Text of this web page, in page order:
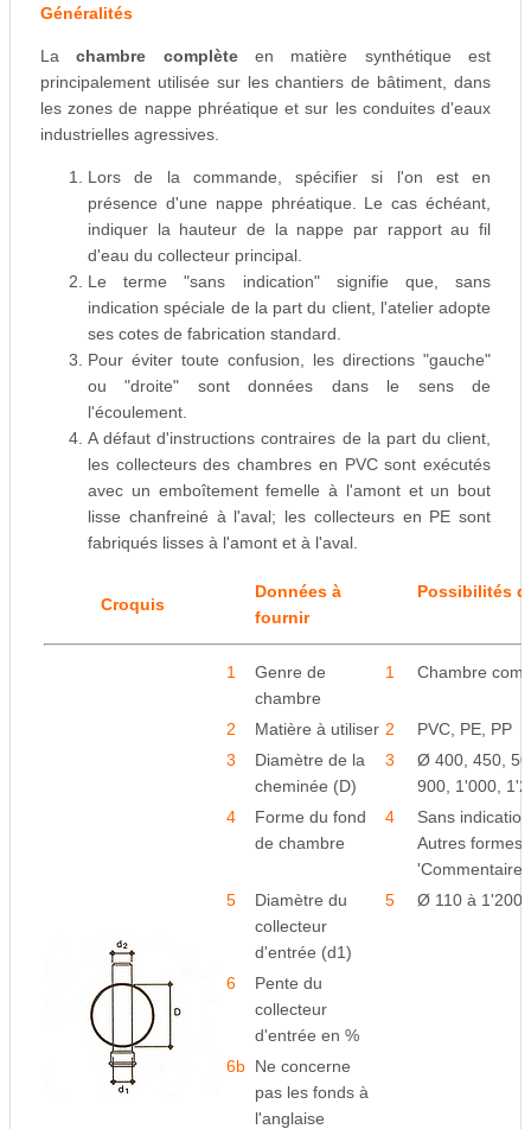
Généralités
Lachambre complèteen matière synthétique est
principalement utilisée sur les chantiers de bâtiment, dans
les zones de nappe phréatique et sur les conduites d'eaux
industrielles agressives.
Lors de la commande, spécifier si l'on est en
présence d'une nappe phréatique. Le cas échéant,
indiquer la hauteur de la nappe par rapport au fil
d'eau du collecteur principal.
Le terme "sans indication" signifie que, sans
indication spéciale de la part du client, l'atelier adopte
ses cotes de fabrication standard.
Pour éviter toute confusion, les directions "gauche"
ou "droite" sont données dans le sens de
l'écoulement.
A défaut d'instructions contraires de la part du client,
les collecteurs des chambres en PVC sont exécutés
avec un emboîtement femelle à l'amont et un bout
lisse chanfreiné à l'aval; les collecteurs en PE sont
fabriqués lisses à l'amont et à l'aval.
Croquis
Données à
fournir
Possibilités
1
Genre de
chambre
1 Chambre
2 Matière à utiliser 2
PVC, PE, PP
3
Diamètre de la
cheminée (D)
3
Ø 400, 450,
900, 1'000,
4
Forme du fond
de chambre
4
Sans
Autres formes
5
Diamètre du
collecteur
d'entrée (d1)
5 Ø 110 à 1'200
6
Pente du
collecteur
d'entrée en %
6b Ne concerne
pas les fonds à
l'anglaise